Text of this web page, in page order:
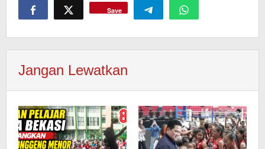
Save
Jangan Lewatkan